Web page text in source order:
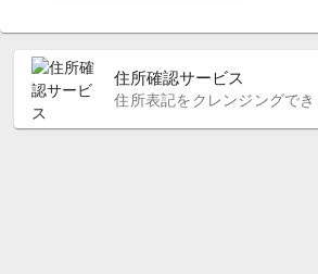
住所確認サービス
住所表記をクレンジングで